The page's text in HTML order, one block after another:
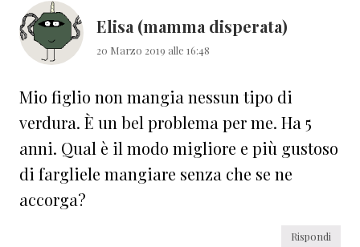
Elisa (mamma disperata)
20 Marzo 2019 alle 16:48
Mio figlio non mangia nessun tipo di
verdura. È un bel problema per me. Ha 5
anni. Qual è il modo migliore e più gustoso
di fargliele mangiare senza che se ne
accorga?
Rispondi